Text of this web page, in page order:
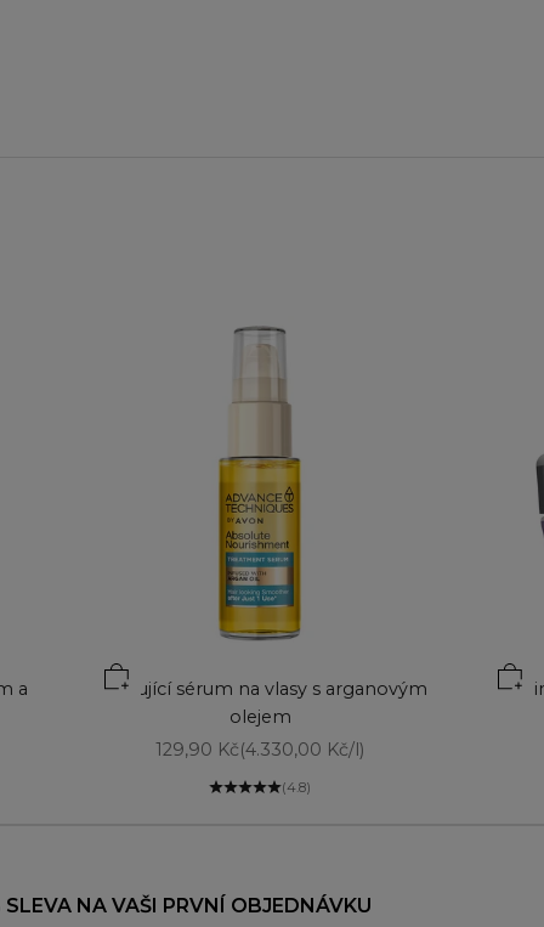
a
Vyživující sérum na vlasy s arganovým
olejem
Prodejní cena
129,90 Kč(4.330,00 Kč/l)
(4.8)
SLEVA NA VAŠI PRVNÍ OBJEDNÁVKU